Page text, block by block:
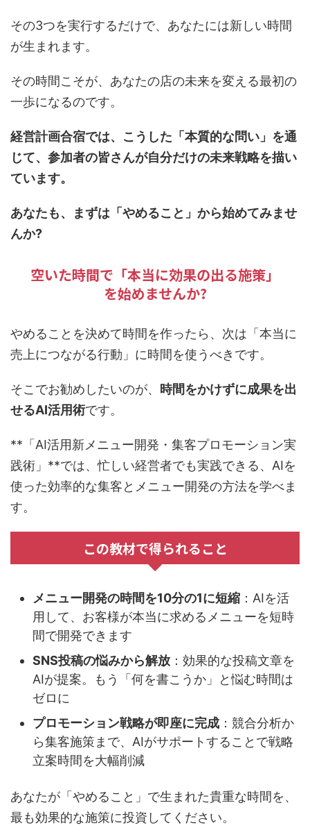
その3つを実行するだけで、あなたには新しい時間
が生まれます。
その時間こそが、あなたの店の未来を変える最初の
一歩になるのです。
経営計画合宿では、こうした「本質的な問い」を通
じて、参加者の皆さんが自分だけの未来戦略を描い
ています。
あなたも、まずは「やめること」から始めてみませ
んか?
空いた時間で「本当に効果の出る施策」
を始めませんか?
やめることを決めて時間を作ったら、次は「本当に
売上につながる行動」に時間を使うべきです。
そこでお勧めしたいのが、
時間をかけずに成果を出
せるAI活用術です。
**「AI活用新メニュー開発・集客プロモーション実
践術」**では、忙しい経営者でも実践できる、AIを
使った効率的な集客とメニュー開発の方法を学べま
す。
この教材で得られること
メニュー開発の時間を10分の1に短縮 ：AIを活
用して、お客様が本当に求めるメニューを短時
間で開発できます
SNS投稿の悩みから解放 ：効果的な投稿文章を
AIが提案。もう「何を書こうか」と悩む時間は
ゼロに
プロモーション戦略が即座に完成 ：競合分析か
ら集客施策まで、AIがサポートすることで戦略
立案時間を大幅削減
あなたが「やめること」で生まれた貴重な時間を、
最も効果的な施策に投資してください。